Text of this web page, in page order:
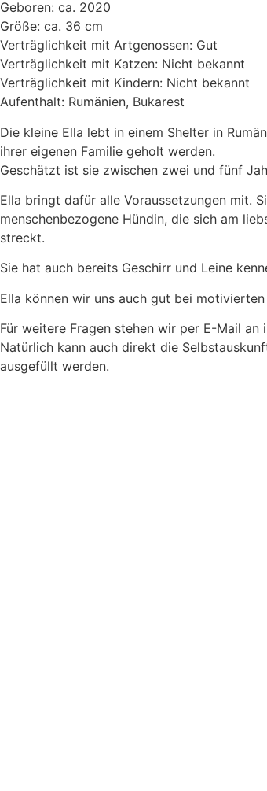
Geboren: ca. 2020
Größe: ca. 36 cm
Verträglichkeit mit Artgenossen: Gut
Verträglichkeit mit Katzen: Nicht bekannt
Verträglichkeit mit Kindern: Nicht bekannt
Aufenthalt: Rumänien, Bukarest
Die kleine Ella lebt in einem Shelter in
ihrer eigenen Familie geholt werden.
Geschätzt ist sie zwischen zwei und fünf
Ella bringt dafür alle Voraussetzungen mit.
menschenbezogene Hündin, die sich am
streckt.
Sie hat auch bereits Geschirr und Leine
Ella können wir uns auch gut bei
Für weitere Fragen stehen wir per E-Mail
Natürlich kann auch direkt die
ausgefüllt werden.